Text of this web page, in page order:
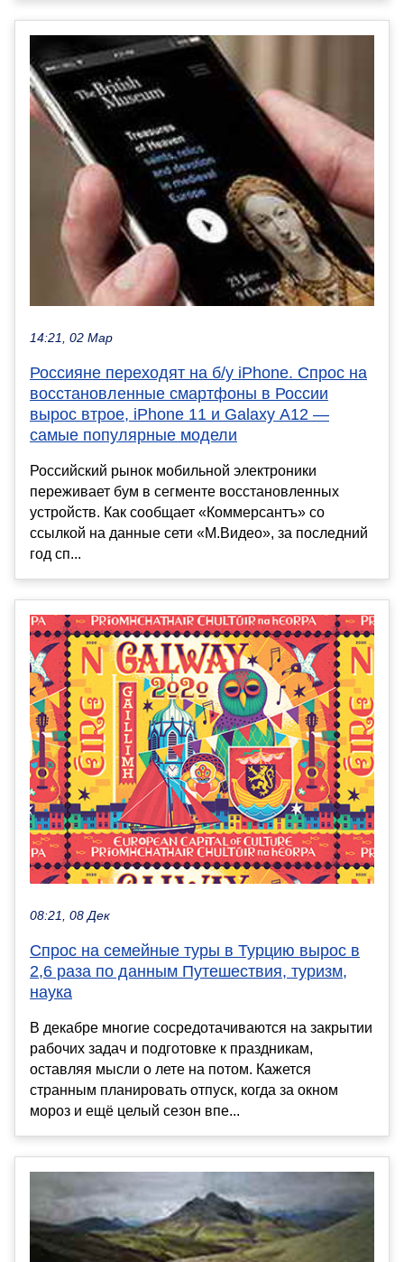
14:21, 02 Мар
Россияне переходят на б/у iPhone. Спрос на
восстановленные смартфоны в России
вырос втрое, iPhone 11 и Galaxy A12 —
самые популярные модели
Российский рынок мобильной электроники
переживает бум в сегменте восстановленных
устройств. Как сообщает «Коммерсантъ» со
ссылкой на данные сети «М.Видео», за последний
год сп...
08:21, 08 Дек
Спрос на семейные туры в Турцию вырос в
2,6 раза по данным Путешествия, туризм,
наука
В декабре многие сосредотачиваются на закрытии
рабочих задач и подготовке к праздникам,
оставляя мысли о лете на потом. Кажется
странным планировать отпуск, когда за окном
мороз и ещё целый сезон впе...